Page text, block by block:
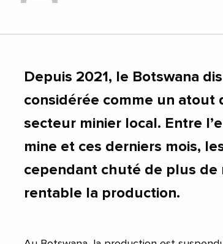
Depuis 2021, le Botswana
considérée comme un atout
secteur minier local. Entre
mine et ces derniers mois,
cependant chuté de plus de
rentable la production.